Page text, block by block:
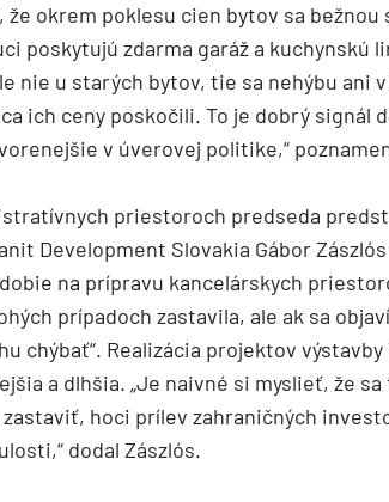
okrem poklesu cien bytov sa
poskytujú zdarma garáž a kuchynskú
nie u starých bytov, tie sa nehýbu ani
ich ceny poskočili. To je dobrý signál
v úverovej politike,“
priestoroch predseda
Development Slovakia Gábor Zászlós
na prípravu kancelárskych
prípadoch zastavila, ale ak sa
chýbať“. Realizácia projektov výstavby
a dlhšia. „Je naivné si myslieť, že
hoci prílev zahraničných
dodal Zászlós.